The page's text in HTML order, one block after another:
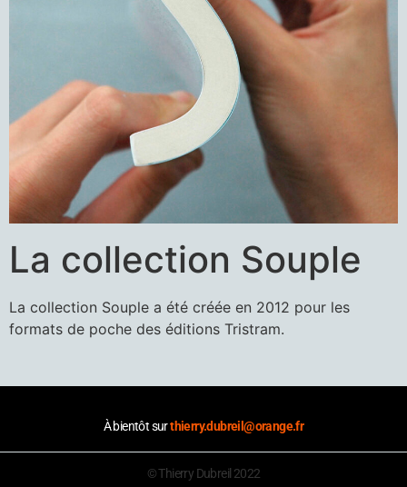
La collection Souple
La collection Souple a été créée en 2012 pour les
formats de poche des éditions Tristram.
À bientôt surthierry.dubreil@orange.fr
© Thierry Dubreil 2022